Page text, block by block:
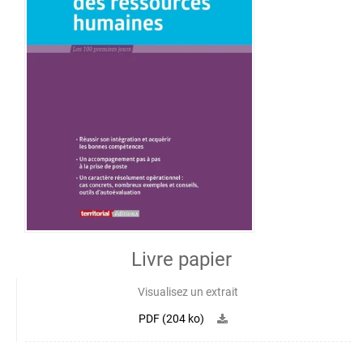
Livre papier
Visualisez un extrait
PDF (204 ko)